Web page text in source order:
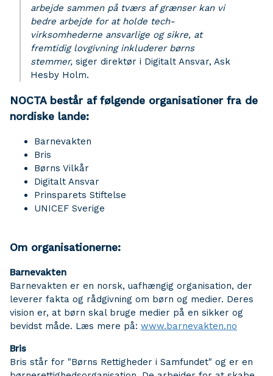
arbejde sammen på tværs af grænser kan vi
bedre arbejde for at holde tech-
virksomhederne ansvarlige og sikre, at
fremtidig lovgivning inkluderer børns
stemmer, siger direktør i Digitalt Ansvar, Ask
Hesby Holm.
NOCTA består af følgende organisationer fra de
nordiske lande:
Barnevakten
Bris
Børns Vilkår
Digitalt Ansvar
Prinsparets Stiftelse
UNICEF Sverige
Om organisationerne:
Barnevakten
Barnevakten er en norsk, uafhængig organisation, der
leverer fakta og rådgivning om børn og medier. Deres
vision er, at børn skal bruge medier på en sikker og
bevidst måde. Læs mere på: www.barnevakten.no
Bris
Bris står for "Børns Rettigheder i Samfundet" og er en